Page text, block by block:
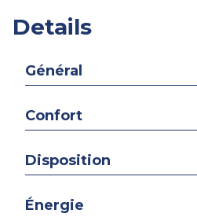
Details
Général
Confort
Disposition
Énergie